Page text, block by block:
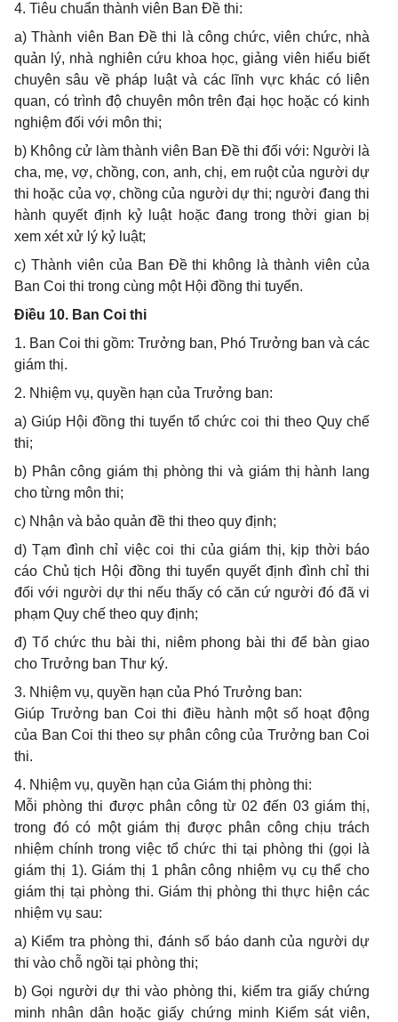
4. Tiêu chuẩn thành viên Ban Đề thi:
a) Thành viên Ban Đề thi là công chức, viên chức, nhà
quản lý, nhà nghiên cứu khoa học, giảng viên hiểu biết
chuyên sâu về pháp luật và các lĩnh vực khác có liên
quan, có trình độ chuyên môn trên đại học hoặc có kinh
nghiệm đối với môn thi;
b) Không cử làm thành viên Ban Đề thi đối với: Người là
cha, mẹ, vợ, chồng, con, anh, chị, em ruột của người dự
thi hoặc của vợ, chồng của người dự thi; người đang thi
hành quyết định kỷ luật hoặc đang trong thời gian bị
xem xét xử lý kỷ luật;
c) Thành viên của Ban Đề thi không là thành viên của
Ban Coi thi trong cùng một Hội đồng thi tuyển.
Điều 10. Ban Coi thi
1. Ban Coi thi gồm: Trưởng ban, Phó Trưởng ban và các
giám thị.
2. Nhiệm vụ, quyền hạn của Trưởng ban:
a) Giúp Hội đồng thi tuyển tổ chức coi thi theo Quy chế
thi;
b) Phân công giám thị phòng thi và giám thị hành lang
cho từng môn thi;
c) Nhận và bảo quản đề thi theo quy định;
d) Tạm đình chỉ việc coi thi của giám thị, kịp thời báo
cáo Chủ tịch Hội đồng thi tuyển quyết định đình chỉ thi
đối với người dự thi nếu thấy có căn cứ người đó đã vi
phạm Quy chế theo quy định;
đ) Tổ chức thu bài thi, niêm phong bài thi để bàn giao
cho Trưởng ban Thư ký.
3. Nhiệm vụ, quyền hạn của Phó Trưởng ban:
Giúp Trưởng ban Coi thi điều hành một số hoạt động
của Ban Coi thi theo sự phân công của Trưởng ban Coi
thi.
4. Nhiệm vụ, quyền hạn của Giám thị phòng thi:
Mỗi phòng thi được phân công từ 02 đến 03 giám thị,
trong đó có một giám thị được phân công chịu trách
nhiệm chính trong việc tổ chức thi tại phòng thi (gọi là
giám thị 1). Giám thị 1 phân công nhiệm vụ cụ thể cho
giám thị tại phòng thi. Giám thị phòng thi thực hiện các
nhiệm vụ sau:
a) Kiểm tra phòng thi, đánh số báo danh của người dự
thi vào chỗ ngồi tại phòng thi;
b) Gọi người dự thi vào phòng thi, kiểm tra giấy chứng
minh nhân dân hoặc giấy chứng minh Kiểm sát viên,